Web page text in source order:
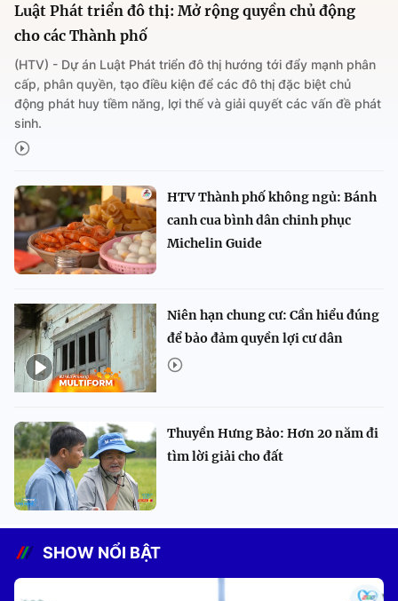
Luật Phát triển đô thị: Mở rộng quyền chủ động
cho các Thành phố
(HTV) - Dự án Luật Phát triển đô thị hướng tới đẩy mạnh phân
cấp, phân quyền, tạo điều kiện để các đô thị đặc biệt chủ
động phát huy tiềm năng, lợi thế và giải quyết các vấn đề phát
sinh.
HTV Thành phố không ngủ: Bánh
canh cua bình dân chinh phục
Michelin Guide
Niên hạn chung cư: Cần hiểu đúng
để bảo đảm quyền lợi cư dân
Thuyền Hưng Bảo: Hơn 20 năm đi
tìm lời giải cho đất
SHOW NỔI BẬT